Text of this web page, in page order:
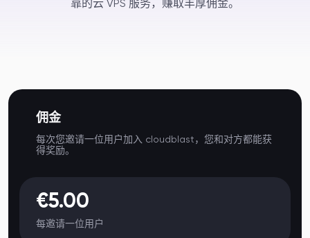
靠的云 VPS 服务，赚取丰厚佣金。
佣金
每次您邀请一位用户加入 cloudblast，您和对方都能获
得奖励。
€5.00
每邀请一位用户